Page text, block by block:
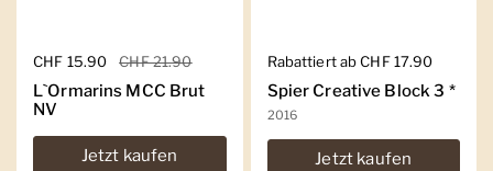
Regulärer Preis
CHF 15.90 Sale-Preis
CHF 21.90
L`Ormarins MCC Brut
NV
Jetzt kaufen
Regulärer Preis
Rabattiert ab CHF 17.90
Spier Creative Block 3 *
2016
Jetzt kaufen